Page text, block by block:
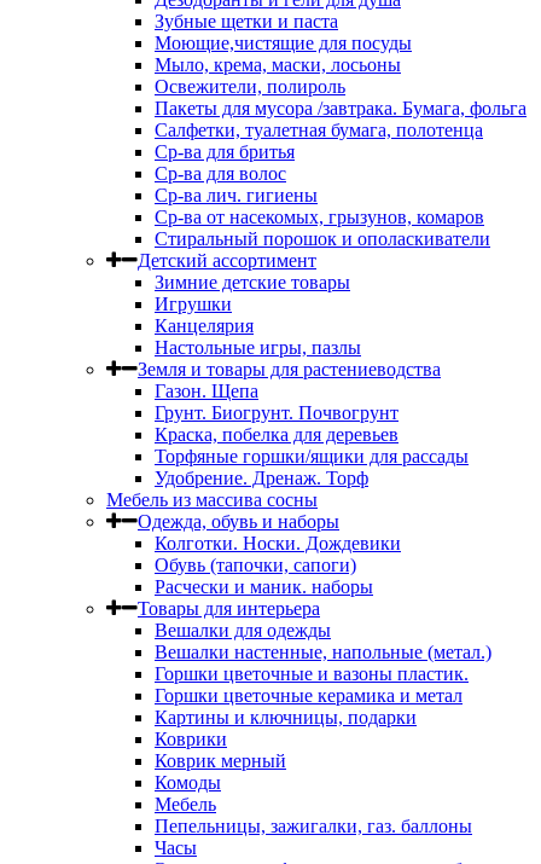
Зубные щетки и паста
Моющие,чистящие для посуды
Мыло, крема, маски, лосьоны
Освежители, полироль
Пакеты для мусора /завтрака. Бумага, фольга
Салфетки, туалетная бумага, полотенца
Ср-ва для бритья
Ср-ва для волос
Ср-ва лич. гигиены
Ср-ва от насекомых, грызунов, комаров
Стиральный порошок и ополаскиватели
Детский ассортимент
Зимние детские товары
Игрушки
Канцелярия
Настольные игры, пазлы
Земля и товары для растениеводства
Газон. Щепа
Грунт. Биогрунт. Почвогрунт
Краска, побелка для деревьев
Торфяные горшки/ящики для рассады
Удобрение. Дренаж. Торф
Мебель из массива сосны
Одежда, обувь и наборы
Колготки. Носки. Дождевики
Обувь (тапочки, сапоги)
Расчески и маник. наборы
Товары для интерьера
Вешалки для одежды
Вешалки настенные, напольные (метал.)
Горшки цветочные и вазоны пластик.
Горшки цветочные керамика и метал
Картины и ключницы, подарки
Коврики
Коврик мерный
Комоды
Мебель
Пепельницы, зажигалки, газ. баллоны
Часы